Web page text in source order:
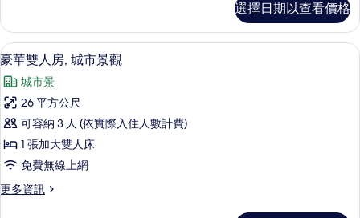
加
大
雙
人
床,
無
窗
戶
的
雙
人
房,
張
加
大
雙
人
床,
無
窗
選擇日期以查看價格
顯
示
豪
華
雙
人
城
豪華雙人房, 城市景觀 | 高級寢具、記
9
豪華雙人房, 城市景觀
城市景
26 平方公尺
可容納 3 人 (依實際入住人數計費)
1 張加大雙人床
免費無線上網
更多資訊
更